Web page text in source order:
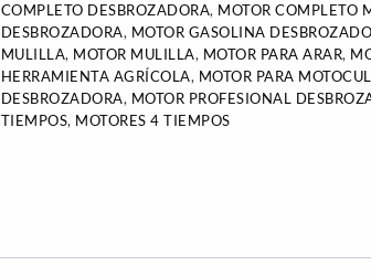
COMPLETO DESBROZADORA, MOTOR COMPLETO
DESBROZADORA, MOTOR GASOLINA
MULILLA, MOTOR MULILLA, MOTOR PARA ARAR,
HERRAMIENTA AGRÍCOLA, MOTOR PARA
DESBROZADORA, MOTOR PROFESIONAL
TIEMPOS, MOTORES 4 TIEMPOS